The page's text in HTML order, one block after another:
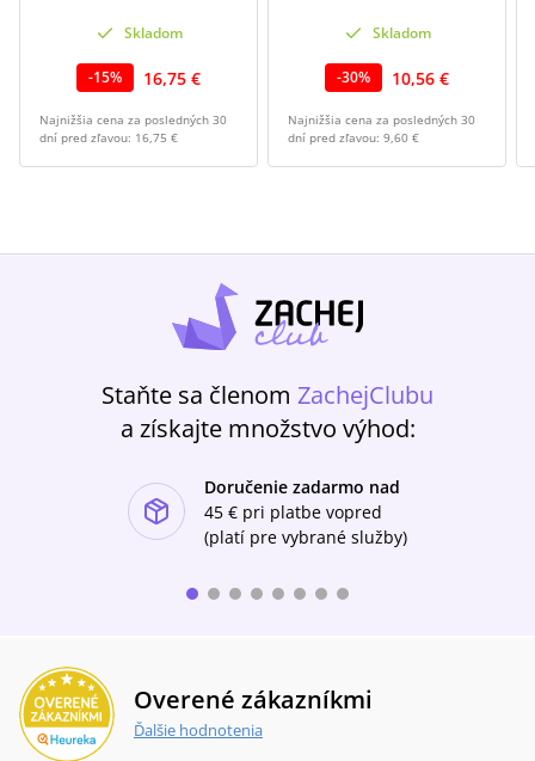
Skladom
-15% 16,75 €
Najnižšia cena za posledných 30
dní pred zľavou: 16,75 €
Skladom
-30% 10,56 €
Najnižšia cena za posledných 30
dní pred zľavou: 9,60 €
Staňte sa členom ZachejClubu
a získajte množstvo výhod:
Doručenie zadarmo nad
45 € pri platbe vopred
(platí pre vybrané služby)
Overené zákazníkmi
Ďalšie hodnotenia